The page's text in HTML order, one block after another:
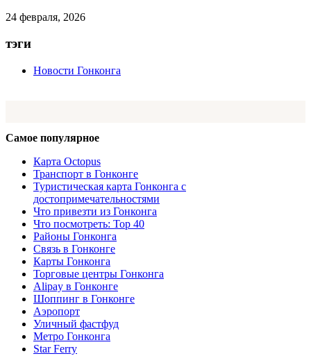
24 февраля, 2026
тэги
Новости Гонконга
Самое популярное
Карта Octopus
Транспорт в Гонконге
Туристическая карта Гонконга с
достопримечательностями
Что привезти из Гонконга
Что посмотреть: Top 40
Районы Гонконга
Связь в Гонконге
Карты Гонконга
Торговые центры Гонконга
Alipay в Гонконге
Шоппинг в Гонконге
Аэропорт
Уличный фастфуд
Метро Гонконга
Star Ferry